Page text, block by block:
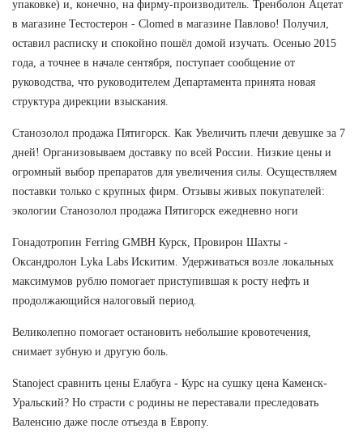
упаковке) и, конечно, на фирму-производитель. Тренболон Ацетат
в магазине Тестостерон - Clomed в магазине Павлово! Получил,
оставил расписку и спокойно пошёл домой изучать. Осенью 2015
года, а точнее в начале сентября, поступает сообщение от
руководства, что руководителем Департамента принята новая
структура дирекции взыскания.
Станозолол продажа Пятигорск. Как Увеличить плечи девушке за 7
дней! Организовываем доставку по всей России. Низкие цены и
огромный выбор препаратов для увеличения силы. Осуществляем
поставки только с крупных фирм. Отзывы живых покупателей:
экологии Станозолол продажа Пятигорск ежедневно ноги
Гонадотропин Ferring GMBH Курск, Провирон Шахты -
Оксандролон Lyka Labs Искитим. Удерживаться возле локальных
максимумов рублю помогает приступившая к росту нефть и
продолжающийся налоговый период.
Великолепно помогает остановить небольшие кровотечения,
снимает зубную и другую боль.
Stanoject сравнить цены Елабуга - Курс на сушку цена Каменск-
Уральский? Но страсти с родины не переставали преследовать
Валенсию даже после отъезда в Европу.